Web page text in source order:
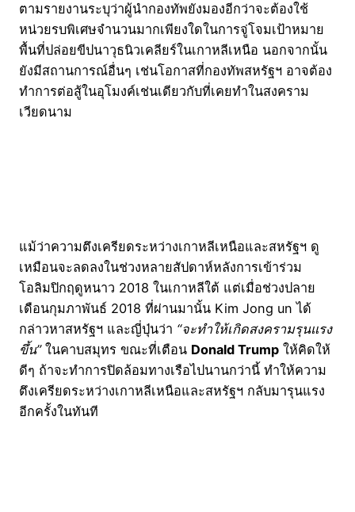
ตามรายงานระบุว่าผู้นำกองทัพยังมองอีกว่าจะต้องใช้
หน่วยรบพิเศษจำนวนมากเพียงใดในการจู่โจมเป้าหมาย
พื้นที่ปล่อยขีปนาวุธนิวเคลียร์ในเกาหลีเหนือ นอกจากนั้น
ยังมีสถานการณ์อื่นๆ เช่นโอกาสที่กองทัพสหรัฐฯ อาจต้อง
ทำการต่อสู้ในอุโมงค์เช่นเดียวกับที่เคยทำในสงคราม
เวียดนาม
แม้ว่าความตึงเครียดระหว่างเกาหลีเหนือและสหรัฐฯ ดู
เหมือนจะลดลงในช่วงหลายสัปดาห์หลังการเข้าร่วม
โอลิมปิกฤดูหนาว 2018 ในเกาหลีใต้ แต่เมื่อช่วงปลาย
เดือนกุมภาพันธ์ 2018 ที่ผ่านมานั้น Kim Jong un ได้
กล่าวหาสหรัฐฯ และญี่ปุ่นว่า “จะทำให้เกิดสงครามรุนแรง
ขึ้น”ในคาบสมุทร ขณะที่เตือน Donald Trump ให้คิดให้
ดีๆ ถ้าจะทำการปิดล้อมทางเรือไปนานกว่านี้ ทำให้ความ
ตึงเครียดระหว่างเกาหลีเหนือและสหรัฐฯ กลับมารุนแรง
อีกครั้งในทันที